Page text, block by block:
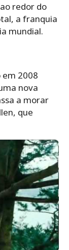
redor do
a franquia
mundial.
2008
nova
a morar
que